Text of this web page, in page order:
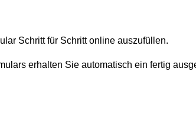
Schritt für Schritt online auszufüllen.
erhalten Sie automatisch ein fertig